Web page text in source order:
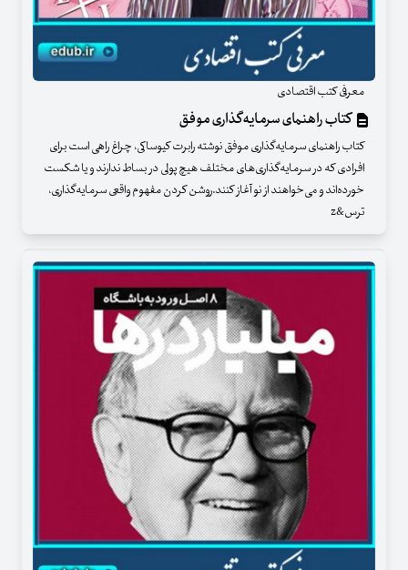
معرفی کتب اقتصادی
کتاب راهنمای سرمایه‌گذاری موفق
کتاب راهنمای سرمایه‌گذاری موفق نوشته رابرت کیوساکی، چراغ راهی است برای
افرادی که در سرمایه‌گذاری‌های مختلف هیچ پولی در بساط ندارند و یا شکست
خورده‌اند و می‌خواهند از نو آغاز کنند.روشن کردن مفهوم واقعی سرمایه‌گذاری،
ترس&z